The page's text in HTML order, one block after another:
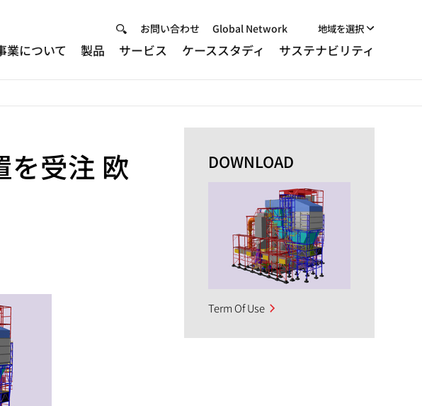
地域を選択
Header
お問い合わせ Global Network
業について 製品 サービス ケーススタディ サステナビリティ
を受注 欧
DOWNLOAD
Term Of Use